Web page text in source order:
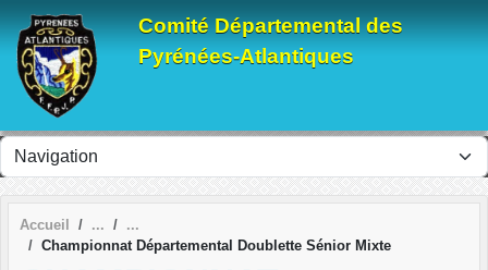
Comité Départemental des
Pyrénées-Atlantiques
Accueil
Championnat Départemental Doublette Sénior Mixte
Panneau de gestion des cookies